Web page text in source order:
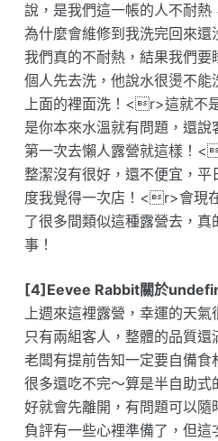
說，是我們這一帳的人不耐熱
為什麼會維修到我洗完回來
我們真的不耐熱，結果我們
個人先去洗，他說水很燙不
上面的裡面洗！<r>這就不
是你本來水溫就有問題，還
第一次去懶人露營就這樣！
整潔沒有很好，還不便宜，
度我覺得一次店！<r>會現
了很多間類似這種露營去，
事！
[4]Eevee Rabbit關於
上週來這裡露營，幸運的天氣
只有兩組客人，整體的品質還
老闆有提前告知一定要自備食
很多還吃不完～算是半自助式
好就會先離開，有問題可以隨
負評有一些心裡準備了，但